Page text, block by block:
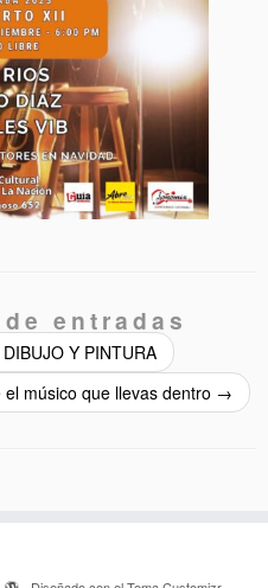
entradas
Y PINTURA
el músico que llevas dentro →